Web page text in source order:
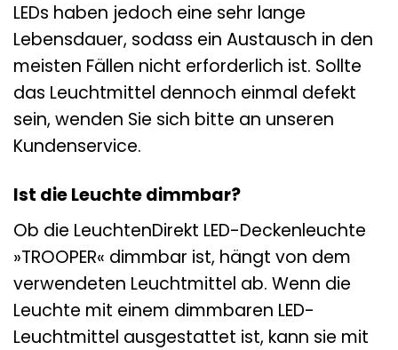
LEDs haben jedoch eine sehr lange
Lebensdauer, sodass ein Austausch in den
meisten Fällen nicht erforderlich ist. Sollte
das Leuchtmittel dennoch einmal defekt
sein, wenden Sie sich bitte an unseren
Kundenservice.
Ist die Leuchte dimmbar?
Ob die LeuchtenDirekt LED-Deckenleuchte
»TROOPER« dimmbar ist, hängt von dem
verwendeten Leuchtmittel ab. Wenn die
Leuchte mit einem dimmbaren LED-
Leuchtmittel ausgestattet ist, kann sie mit